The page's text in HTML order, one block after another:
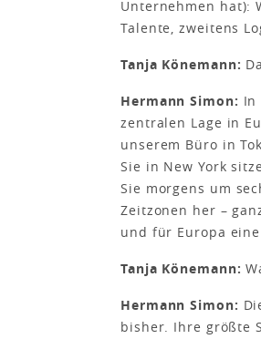
Unternehmen hat):
Talente, zweitens
Tanja Könemann:
Hermann Simon: In
zentralen Lage in
unserem Büro in
Sie in New York
Sie morgens um
Zeitzonen her –
und für Europa
Tanja Könemann:
Hermann Simon:
bisher. Ihre größte